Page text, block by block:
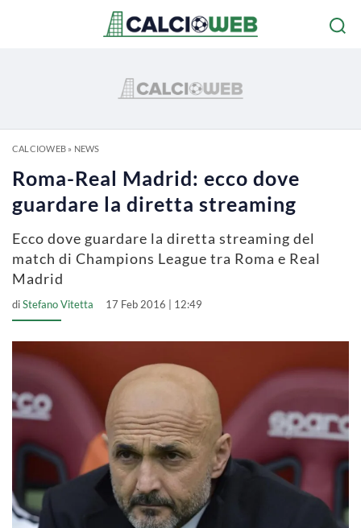
CALCIOWEB» NEWS
Roma-Real Madrid: ecco dove
guardare la diretta streaming
Ecco dove guardare la diretta streaming del
match di Champions League tra Roma e Real
Madrid
diStefano Vitetta 17 Feb 2016 | 12:49